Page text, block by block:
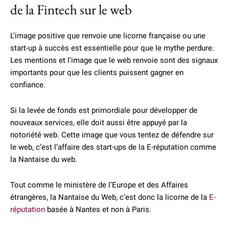
de la Fintech sur le web
L’image positive que renvoie une licorne française ou une
start-up à succès est essentielle pour que le mythe perdure.
Les mentions et l’image que le web renvoie sont des signaux
importants pour que les clients puissent gagner en
confiance.
Si la levée de fonds est primordiale pour développer de
nouveaux services, elle doit aussi être appuyé par la
notoriété web. Cette image que vous tentez de défendre sur
le web, c’est l’affaire des start-ups de la E-réputation comme
la Nantaise du web.
Tout comme le ministère de l’Europe et des Affaires
étrangères, la Nantaise du Web, c’est donc la licorne de la E-
réputation basée à Nantes et non à Paris.